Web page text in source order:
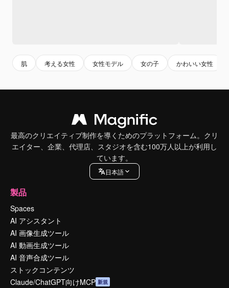
肌 考える女性 女性モデル 女の子 かわいい女性
最高のクリエイティブ制作を導くためのプラットフォーム。クリ
エイター、企業、代理店、スタジオを含む100万人以上が利用し
ています。
日本語
製品
Spaces
AI アシスタント
AI 画像生成ツール
AI 動画生成ツール
AI 音声合成ツール
ストックコンテンツ
Claude/ChatGPT向けMCP 新規